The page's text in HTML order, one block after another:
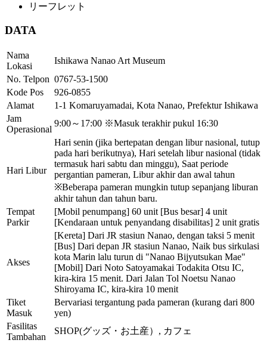
リーフレット
DATA
Nama
Lokasi
Ishikawa Nanao Art Museum
No. Telpon 0767-53-1500
Kode Pos
926-0855
Alamat
1-1 Komaruyamadai, Kota Nanao, Prefektur Ishikawa
Jam
Operasional
9:00～17:00 ※Masuk terakhir pukul 16:30
Hari Libur
Hari senin (jika bertepatan dengan libur nasional, tutup
pada hari berikutnya), Hari setelah libur nasional (tidak
termasuk hari sabtu dan minggu), Saat periode
pergantian pameran, Libur akhir dan awal tahun
※Beberapa pameran mungkin tutup sepanjang liburan
akhir tahun dan tahun baru.
Tempat
Parkir
[Mobil penumpang] 60 unit [Bus besar] 4 unit
[Kendaraan untuk penyandang disabilitas] 2 unit gratis
Akses
[Kereta] Dari JR stasiun Nanao, dengan taksi 5 menit
[Bus] Dari depan JR stasiun Nanao, Naik bus sirkulasi
kota Marin lalu turun di "Nanao Bijyutsukan Mae"
[Mobil] Dari Noto Satoyamakai Todakita Otsu IC,
kira-kira 15 menit. Dari Jalan Tol Noetsu Nanao
Shiroyama IC, kira-kira 10 menit
Tiket
Masuk
Bervariasi tergantung pada pameran (kurang dari 800
yen)
Fasilitas
Tambahan
SHOP(グッズ・お土産）, カフェ